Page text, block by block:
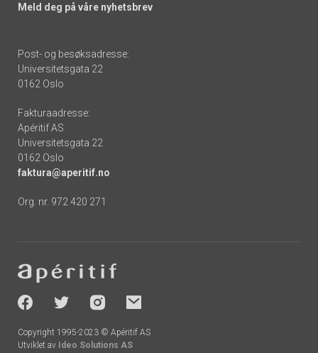
Meld deg på våre nyhetsbrev
Post- og besøksadresse:
Universitetsgata 22
0162 Oslo
Fakturaadresse:
Apéritif AS
Universitetsgata 22
0162 Oslo
faktura@aperitif.no
Org. nr. 972 420 271
-
socials
Copyright 1995-2023 © Apéritif AS
Utviklet av Ideo Solutions AS